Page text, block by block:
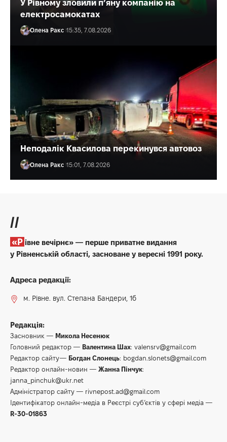
У Рівному зловили п’яну компанію на
електросамокатах
Олена Ракс 15:35, 7.08.2026
Неподалік Квасилова перекинувся автовоз
Олена Ракс 15:01, 7.08.2026
//
«Рівне вечірнє» — перше приватне видання
у Рівненській області, засноване у вересні 1991 року.
Адреса редакції:
м. Рівне. вул. Степана Бандери, 1б
Редакція:
Засновник — Микола Несенюк
Головний редактор — Валентина Шах: valensrv@gmail.com
Редактор сайту— Богдан Слонець: bogdan.slonets@gmail.com
Редактор онлайн-новин — Жанна Пінчук:
janna_pinchuk@ukr.net
Адміністратор сайту — rivnepost.ad@gmail.com
Ідентифікатор онлайн-медіа в Реєстрі суб’єктів у сфері медіа —
R-30-01863